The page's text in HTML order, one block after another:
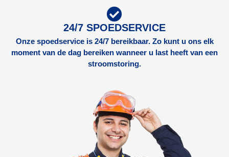
24/7 SPOEDSERVICE
Onze spoedservice is 24/7 bereikbaar. Zo kunt u ons elk
moment van de dag bereiken wanneer u last heeft van een
stroomstoring.